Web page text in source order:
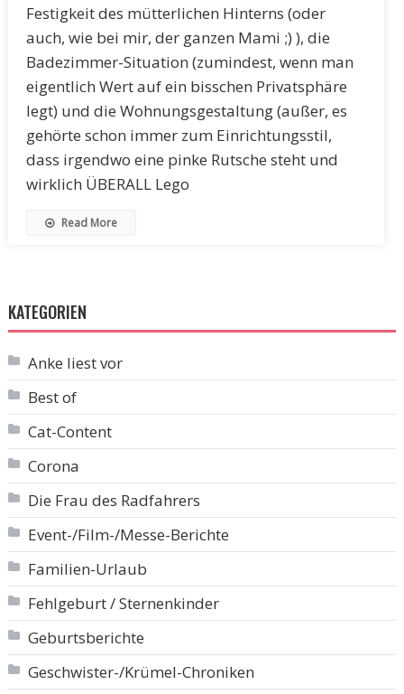
Festigkeit des mütterlichen Hinterns (oder
auch, wie bei mir, der ganzen Mami ;) ), die
Badezimmer-Situation (zumindest, wenn man
eigentlich Wert auf ein bisschen Privatsphäre
legt) und die Wohnungsgestaltung (außer, es
gehörte schon immer zum Einrichtungsstil,
dass irgendwo eine pinke Rutsche steht und
wirklich ÜBERALL Lego
Read More
KATEGORIEN
Anke liest vor
Best of
Cat-Content
Corona
Die Frau des Radfahrers
Event-/Film-/Messe-Berichte
Familien-Urlaub
Fehlgeburt / Sternenkinder
Geburtsberichte
Geschwister-/Krümel-Chroniken